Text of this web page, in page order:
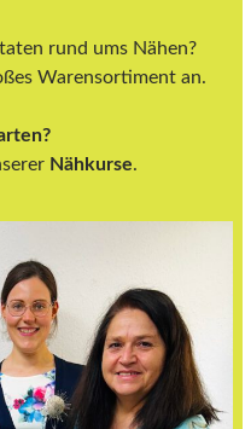
rund ums Nähen?
Warensortiment an.
Nähkurse.